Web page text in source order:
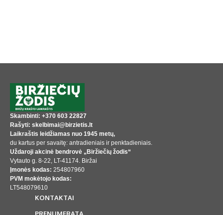
Skambinti: +370 603 22827
Rašyti: skelbimai@birzietis.lt
Laikraštis leidžiamas nuo 1945 metų,
du kartus per savaitę: antradieniais ir penktadieniais.
Uždaroji akcinė bendrovė „Biržiečių žodis“
Vytauto g. 8-22, LT-41174. Biržai
Įmonės kodas: 254807960
PVM mokėtojo kodas:
LT548079610
KONTAKTAI
PRENUMERATA